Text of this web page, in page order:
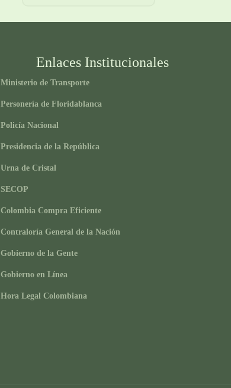
Enlaces Institucionales
Ministerio de Transporte
Personería de Floridablanca
Policía Nacional
Presidencia de la República
Urna de Cristal
SECOP
Colombia Compra Eficiente
Contraloría General de la Nación
Gobierno de la Gente
Gobierno en Línea
Hora Legal Colombiana